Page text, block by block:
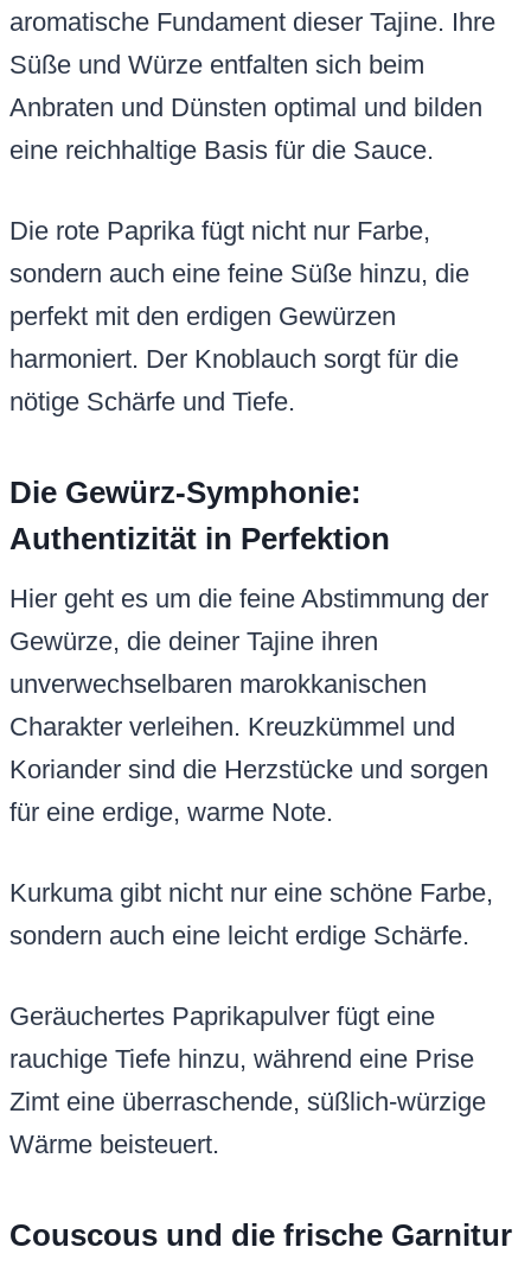
aromatische Fundament dieser Tajine. Ihre
Süße und Würze entfalten sich beim
Anbraten und Dünsten optimal und bilden
eine reichhaltige Basis für die Sauce.
Die rote Paprika fügt nicht nur Farbe,
sondern auch eine feine Süße hinzu, die
perfekt mit den erdigen Gewürzen
harmoniert. Der Knoblauch sorgt für die
nötige Schärfe und Tiefe.
Die Gewürz-Symphonie:
Authentizität in Perfektion
Hier geht es um die feine Abstimmung der
Gewürze, die deiner Tajine ihren
unverwechselbaren marokkanischen
Charakter verleihen. Kreuzkümmel und
Koriander sind die Herzstücke und sorgen
für eine erdige, warme Note.
Kurkuma gibt nicht nur eine schöne Farbe,
sondern auch eine leicht erdige Schärfe.
Geräuchertes Paprikapulver fügt eine
rauchige Tiefe hinzu, während eine Prise
Zimt eine überraschende, süßlich-würzige
Wärme beisteuert.
Couscous und die frische Garnitur